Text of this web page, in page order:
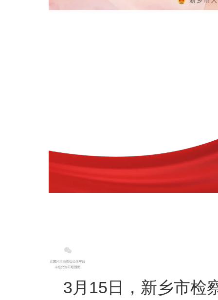
3月15日，新乡市检